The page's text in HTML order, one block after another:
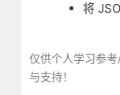
将
仅供个人学习参
与支持！